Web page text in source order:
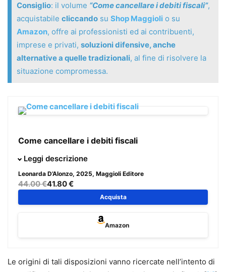
Consiglio: il volume “Come cancellare i debiti fiscali”,
acquistabile cliccando su Shop Maggioli o su
Amazon, offre ai professionisti ed ai contribuenti,
imprese e privati, soluzioni difensive, anche
alternative a quelle tradizionali, al fine di risolvere la
situazione compromessa.
Come cancellare i debiti fiscali
Il presente volume vuole offrire ai professionisti ed ai
alternative a quelle tradizionali
situazione compromessa.
strumenti utili per una efficace
ai rimedi estremi post decadenza dalle ordinarie azioni
Leggi descrizione
Leonarda D’Alonzo, 2025, Maggioli Editore
44.00 €41.80 €
Acquista
Amazon
Le origini di tali disposizioni vanno ricercate nell’intento di